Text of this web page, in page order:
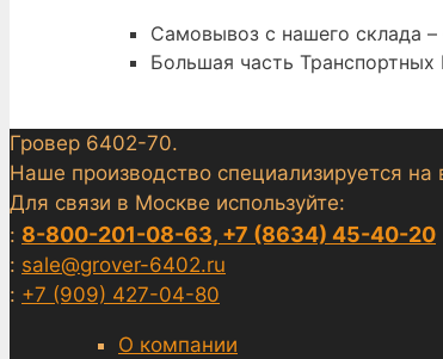
Самовывоз с нашего склада –
Большая часть
Гровер 6402-70.
Наше производство специализируется
Для связи в Москве используйте:
: 8-800-201-08-63, +7 (8634) 45-40-20
: sale@grover-6402.ru
: +7 (909) 427-04-80
О компании